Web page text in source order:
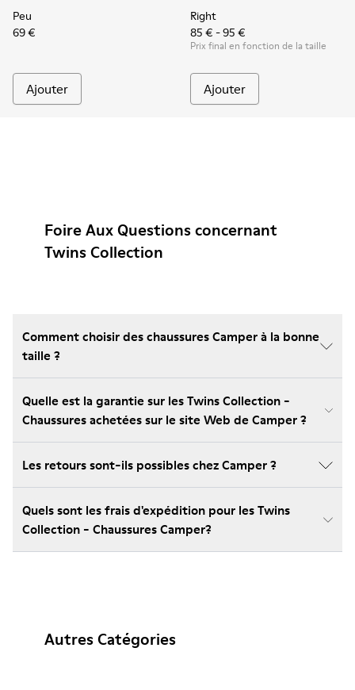
Peu
69 €
Ajouter
Right
85 € - 95 €
Prix final en fonction de la taille
Ajouter
Foire Aux Questions concernant
Twins Collection
Comment choisir des chaussures Camper à la bonne
taille ?
Quelle est la garantie sur les Twins Collection -
Chaussures achetées sur le site Web de Camper ?
Les retours sont-ils possibles chez Camper ?
Quels sont les frais d'expédition pour les Twins
Collection - Chaussures Camper?
Autres Catégories